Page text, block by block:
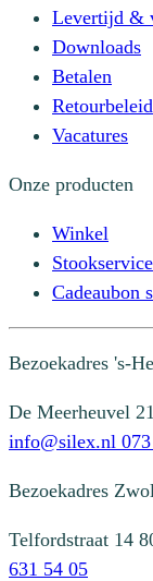
Levertijd &
Downloads
Betalen
Retourbeleid
Vacatures
Onze producten
Winkel
Stookservice
Cadeaubon
Bezoekadres 's-
De Meerheuvel 21
info@silex.nl
Bezoekadres
Telfordstraat 14
631 54 05